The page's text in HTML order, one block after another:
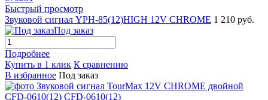
Быстрый просмотр
Звуковой сигнал YPH-85(12)HIGH 12V CHROME 1 210 руб.
Под заказ
Подробнее
Купить в 1 клик К сравнению
В избранное Под заказ